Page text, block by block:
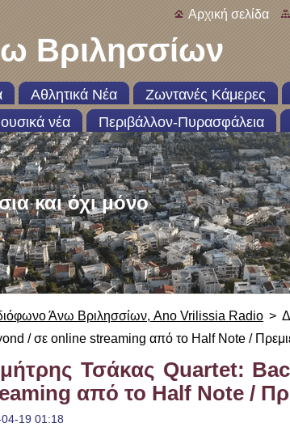
Αρχική σελίδα
Βριλησσίων
Αθλητικά Νέα Ζωντανές Κάμερες
νέα Περιβάλλον-Πυρασφάλεια
και όχι μόνο
Άνω Βριλησσίων, Ano Vrilissia Radio >
/ σε online streaming από το Half Note /
Τσάκας Quartet:
από το Half Note /
19 01:18